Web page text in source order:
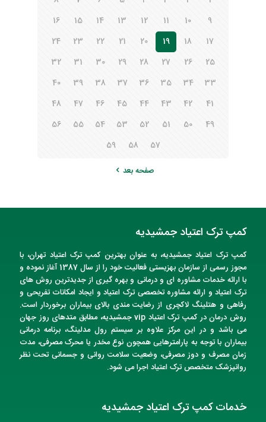
9
10
11
12
13
14
15
16
17
18
19
20
21
22
23
24
25
26
27
28
29
30
31
32
33
34
35
36
37
38
39
40
41
42
43
44
45
46
47
48
49
50
51
52
53
54
55
56
57
58
59
صفحه بعد
کمپ ترک اعتیاد جمشیدیه
کمپ ترک اعتیادجمشیدیه، به عنوانبهترین کمپ ترک اعتیاد تهران، با
مجوز رسمی از سازمان بهزیستی فعالیت خود را از سال 1387 آغاز نموده و
با ارائه خدمات مشاوره ای و درمانی و بهره گیری از جدیدترین روش های
ترک اعتیاد و ارائه مشاوره تخصصی ترک اعتیاد و ایجاد امکانات تفریحی و
رفاهی و هتلینگ لاکچری از رضایت مندی بالای بیماران برخوردار است.
روش درمان در کمپ ترک اعتیاد vip جمشیدیه، مطابق متدهای روز جهان
می باشد و در این مرکز علاوه بر سیستم رول مدلینگ، برنامه درمانی
بیماران با توجه به پارامترهایی همچون نوع مخدر یا محرک مصرفی، مدت
زمان مصرف و دوز مصرفی، وضعیت سلامت روانی و جسمانی تحت نظر
روانپزشک متخصصترک اعتیاداجرا می شود.
خدمات کمپ ترک اعتیاد جمشیدیه